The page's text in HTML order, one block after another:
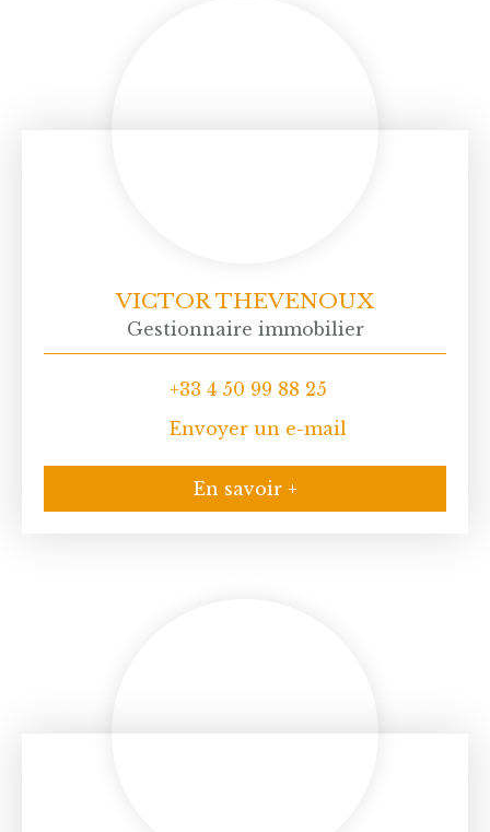
VICTOR THEVENOUX
Gestionnaire immobilier
+33 4 50 99 88 25
Envoyer un e-mail
En savoir +